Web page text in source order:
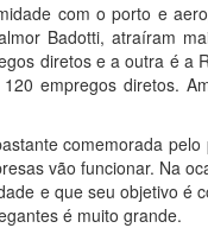
com o porto e
Badotti, atraíram
diretos e a outra é a
empregos diretos.
comemorada pelo
vão funcionar. Na
e que seu objetivo é
é muito grande.